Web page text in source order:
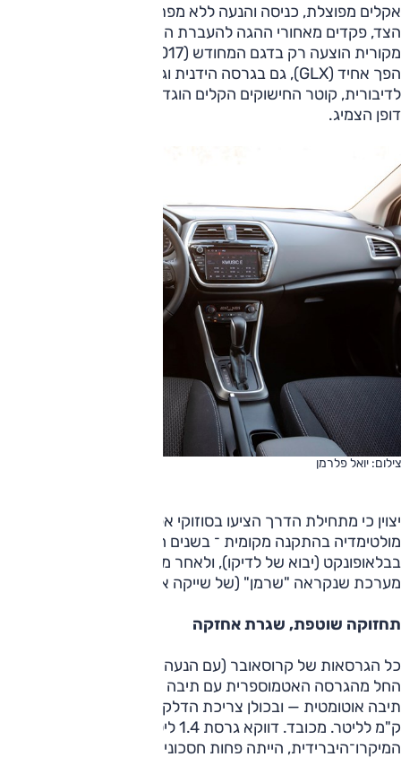
אקלים מפוצלת, כניסה והנעה ללא מפתח, קיפול חשמלי למראות
הצד, פקדים מאחורי ההגה להעברת הילוכים. דיבורית בלוטות'
הפך אחיד (GLX), גם בגרסה הידנית וגם באוטומטית. מעבר
דופן הצמיג.
צילום: יואל פלרמן
יצוין כי מתחילת הדרך הציעו בסוזוקי אפשרות להתקנת מערכת
מולטימדיה בהתקנה מקומית ־ בשנים הראשונות מדובר היה
בבלאופונקט (יבוא של לדיקו), ולאחר מתיחת הפנים זו הייתה
מערכת שנקראה "שרמן" (של שייקה אביזרים).
תחזוקה שוטפת, שגרת אחזקה
כל הגרסאות של קרוסאובר (עם הנעה קדמית) נבחנו אצלנו -
החל מהגרסה האטמוספרית עם תיבה ידנית ועם גרסת טורבו עם
ק"מ לליטר. מכובד. דווקא גרסת 1.4 ליטר, עם מערכת ההנעה